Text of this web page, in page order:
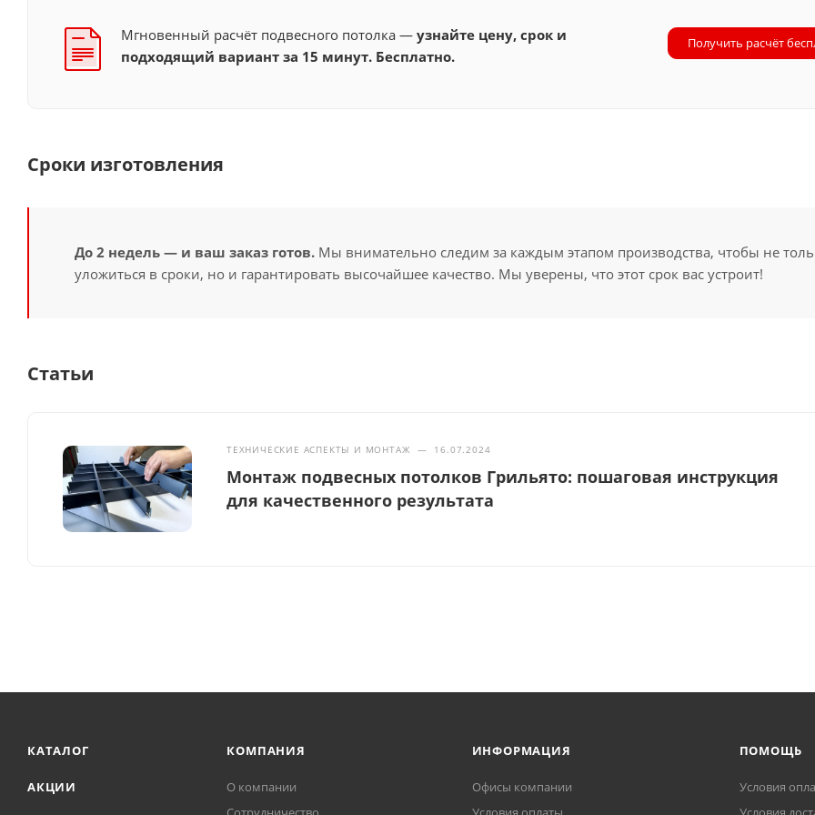
Мгновенный расчёт подвесного потолка —узнайте цену, срок и
подходящий вариант за 15 минут. Бесплатно.
Получить расчёт
Сроки изготовления
До 2 недель — и ваш заказ готов. Мы внимательно следим за каждым этапом производства, чтобы не
уложиться в сроки, но и гарантировать высочайшее качество. Мы уверены, что этот срок вас устроит!
Статьи
ТЕХНИЧЕСКИЕ АСПЕКТЫ И МОНТАЖ — 16.07.2024
Монтаж подвесных потолков Грильято: пошаговая инструкция
для качественного результата
КАТАЛОГ
АКЦИИ
КОМПАНИЯ
О компании
ИНФОРМАЦИЯ
Офисы компании
ПОМОЩЬ
Условия